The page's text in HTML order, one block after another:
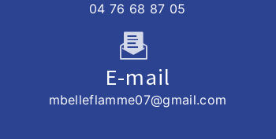
04 76 68 87 05
E-mail
mbelleflamme07@gmail.com